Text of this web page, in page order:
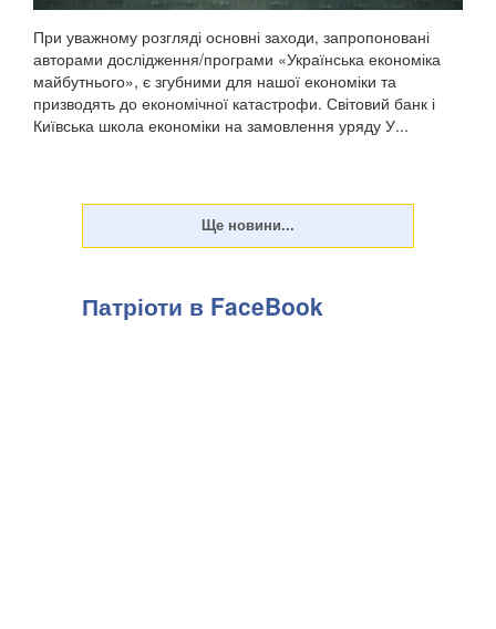
При уважному розгляді основні заходи, запропоновані
авторами дослідження/програми «Українська економіка
майбутнього», є згубними для нашої економіки та
призводять до економічної катастрофи. Світовий банк і
Київська школа економіки на замовлення уряду У...
Патріоти в FaceBook